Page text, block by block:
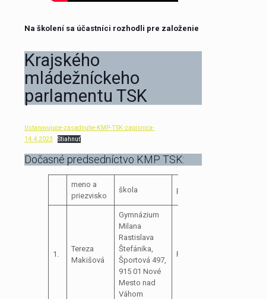
Na školení sa účastníci rozhodli pre založenie
Krajského
mládežníckeho
parlamentu TSK
Ustanovujuce-zasadnutie-KMP-TSK-zapisnica-
14.4.2023
Stiahnuť
Dočasné predsedníctvo KMP TSK:
meno a
priezvisko
škola pozícia
1.
Tereza
Makišová
Gymnázium
Milana
Rastislava
Štefánika,
Športová 497,
915 01 Nové
Mesto nad
Váhom
Predsedníčka